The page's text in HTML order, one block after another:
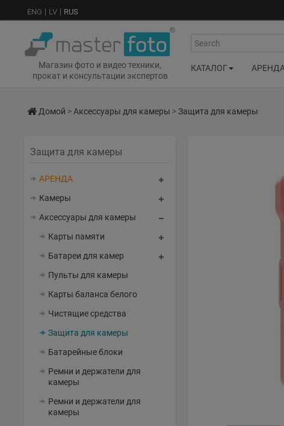
ENG LV RUS
Магазин фото и видео техники,
прокат и консультации экспертов
Search
КАТАЛОГ
Домой > Аксессуары для камеры >Защита для камеры
Защита для камеры
АРЕНДА
Камеры
Аксессуары для камеры
Карты памяти
Батареи для камер
Пульты для камеры
Карты баланса белого
Чистящие средства
Защита для камеры
Батарейные блоки
Ремни и держатели для
камеры
Ремни и держатели для
камеры